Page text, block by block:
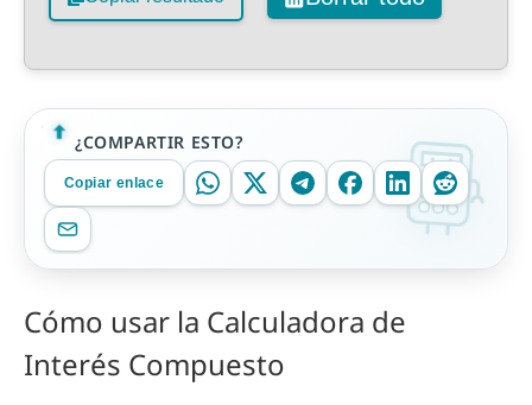
¿COMPARTIR ESTO?
Copiar enlace
Cómo usar la Calculadora de
Interés Compuesto